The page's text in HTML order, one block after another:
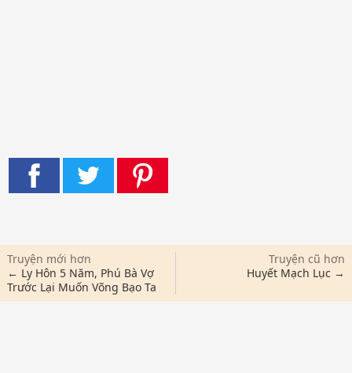
Truyện mới hơn
← Ly Hôn 5 Năm, Phú Bà Vợ
Trước Lại Muốn Võng Bạo Ta
Truyện cũ hơn
Huyết Mạch Lục →